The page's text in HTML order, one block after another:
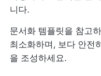
니다.
문서화 템플릿을 참고
최소화하며, 보다 안전
을 조성하세요.